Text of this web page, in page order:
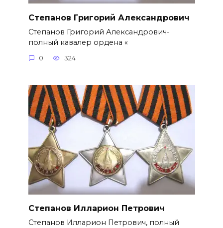
Степанов Григорий Александро­вич
Степанов Григорий Александро­вич-
полный кавалер ордена «
0 324
Степанов Илларион Петрович
Степанов Илларион Петрович, полный